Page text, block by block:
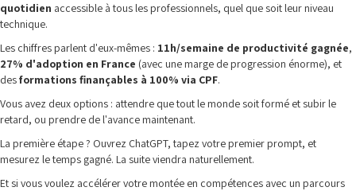
quotidien accessible à tous les professionnels, quel que soit leur niveau
technique.
Les chiffres parlent d'eux-mêmes : 11h/semaine de productivité gagnée,
27% d'adoption en France (avec une marge de progression énorme), et
desformations finançables à 100% via CPF.
Vous avez deux options : attendre que tout le monde soit formé et subir le
retard, ou prendre de l'avance maintenant.
La première étape ? Ouvrez ChatGPT, tapez votre premier prompt, et
mesurez le temps gagné. La suite viendra naturellement.
Et si vous voulez accélérer votre montée en compétences avec un parcours